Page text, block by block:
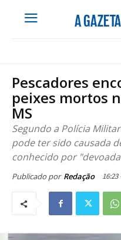
Pescadores
peixes mortos
MS
Segundo a Polícia
pode ter sido causada
conhecido por
Publicado por Redação